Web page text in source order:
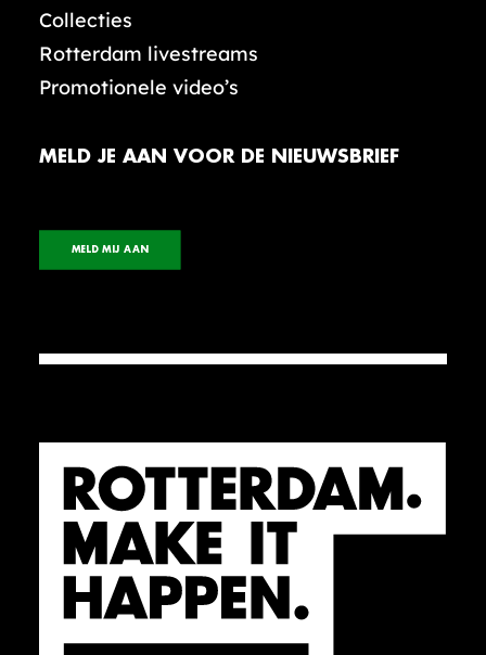
Collecties
Rotterdam livestreams
Promotionele video’s
MELD JE AAN VOOR DE NIEUWSBRIEF
MELD MIJ AAN